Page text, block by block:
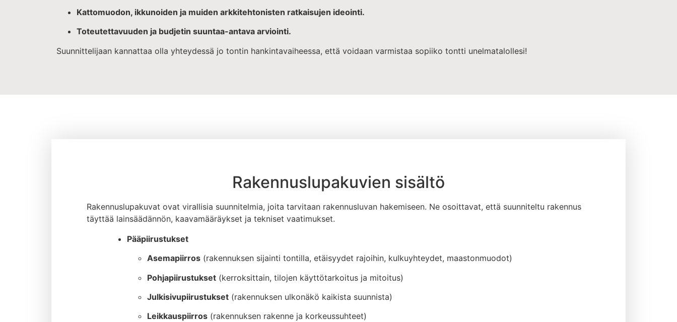
Kattomuodon, ikkunoiden ja muiden arkkitehtonisten ratkaisujen ideointi.
Toteutettavuuden ja budjetin suuntaa-antava arviointi.
Suunnittelijaan kannattaa olla yhteydessä jo tontin hankintavaiheessa, että voidaan varmistaa sopiiko tontti unelmatalollesi!
Rakennuslupakuvien sisältö
Rakennuslupakuvat ovat virallisia suunnitelmia, joita tarvitaan rakennusluvan hakemiseen. Ne osoittavat, että suunniteltu rakennus
täyttää lainsäädännön, kaavamääräykset ja tekniset vaatimukset.
Pääpiirustukset
Asemapiirros (rakennuksen sijainti tontilla, etäisyydet rajoihin, kulkuyhteydet, maastonmuodot)
Pohjapiirustukset (kerroksittain, tilojen käyttötarkoitus ja mitoitus)
Julkisivupiirustukset (rakennuksen ulkonäkö kaikista suunnista)
Leikkauspiirros (rakennuksen rakenne ja korkeussuhteet)